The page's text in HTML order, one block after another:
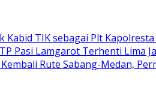
TIK sebagai Plt Kapolresta
Pasi Lamgarot Terhenti Lima
Rute Sabang-Medan,